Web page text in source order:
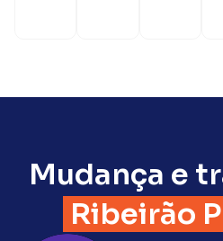
Mudança e
Ribeirão